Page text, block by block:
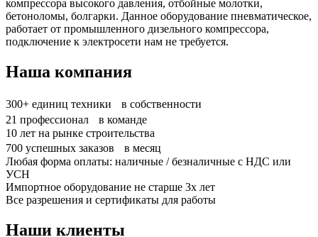
компрессора высокого давления, отбойные молотки,
бетоноломы, болгарки. Данное оборудование пневматическое,
работает от промышленного дизельного компрессора,
подключение к электросети нам не требуется.
Наша компания
300+ единиц техники в собственности
21 профессионал в команде
10 лет на рынке строительства
700 успешных заказов в месяц
Любая форма оплаты: наличные / безналичные с НДС или
УСН
Импортное оборудование не старше 3х лет
Все разрешения и сертификаты для работы
Наши клиенты